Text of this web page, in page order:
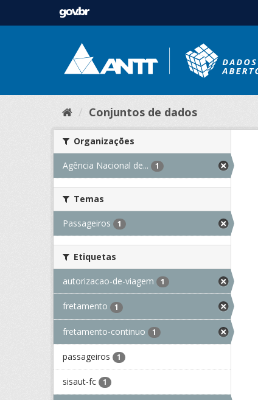
Conjuntos de dados
Organizações
Agência Nacional de... 1
Temas
Passageiros 1
Etiquetas
autorizacao-de-viagem 1
fretamento 1
fretamento-continuo 1
passageiros 1
sisaut-fc 1